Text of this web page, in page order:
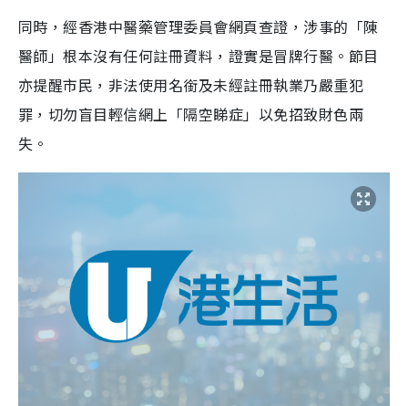
同時，經香港中醫藥管理委員會網頁查證，涉事的「陳
醫師」根本沒有任何註冊資料，證實是冒牌行醫。節目
亦提醒市民，非法使用名銜及未經註冊執業乃嚴重犯
罪，切勿盲目輕信網上「隔空睇症」以免招致財色兩
失。